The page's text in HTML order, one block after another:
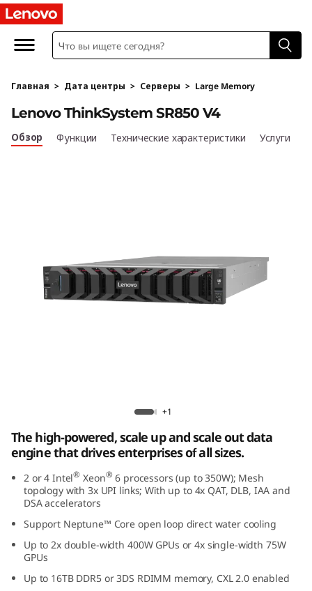
D
n
m
a
e
Главная > Дата центры > Серверы > Large Memory
Lenovo ThinkSystem SR850 V4
Lenovo ThinkSystem SR850 V4
Обзор Функции Технические характеристики Услуги
+1
The high-powered, scale up and scale out data
engine that drives enterprises of all sizes.
2 or 4 Intel® Xeon® 6 processors (up to 350W); Mesh
topology with 3x UPI links; With up to 4x QAT, DLB, IAA and
DSA accelerators
Support Neptune™ Core open loop direct water cooling
Up to 2x double-width 400W GPUs or 4x single-width 75W
GPUs
Up to 16TB DDR5 or 3DS RDIMM memory, CXL 2.0 enabled